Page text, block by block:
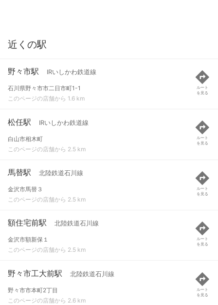
近くの駅
野々市駅 IRいしかわ鉄道線
石川県野々市市二日市町1-1
このページの店舗から 1.6 km
ルート
を見る
松任駅 IRいしかわ鉄道線
白山市相木町
このページの店舗から 2.5 km
ルート
を見る
馬替駅 北陸鉄道石川線
金沢市馬替３
このページの店舗から 2.5 km
ルート
を見る
額住宅前駅 北陸鉄道石川線
金沢市額新保１
このページの店舗から 2.5 km
ルート
を見る
野々市工大前駅 北陸鉄道石川線
野々市市本町2丁目
このページの店舗から 2.6 km
ルート
を見る